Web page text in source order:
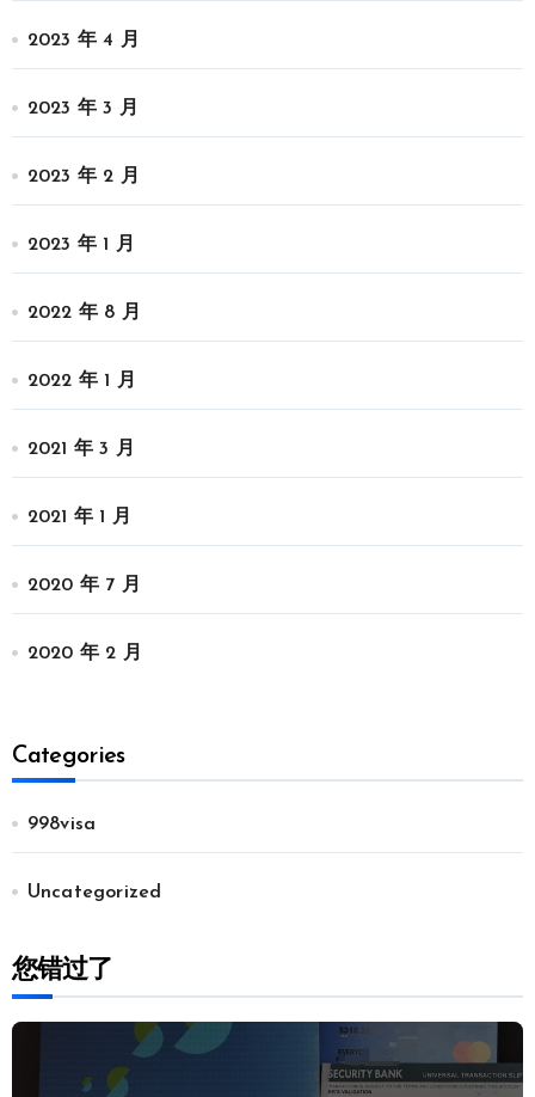
2023 年 4 月
2023 年 3 月
2023 年 2 月
2023 年 1 月
2022 年 8 月
2022 年 1 月
2021 年 3 月
2021 年 1 月
2020 年 7 月
2020 年 2 月
Categories
998visa
Uncategorized
您错过了